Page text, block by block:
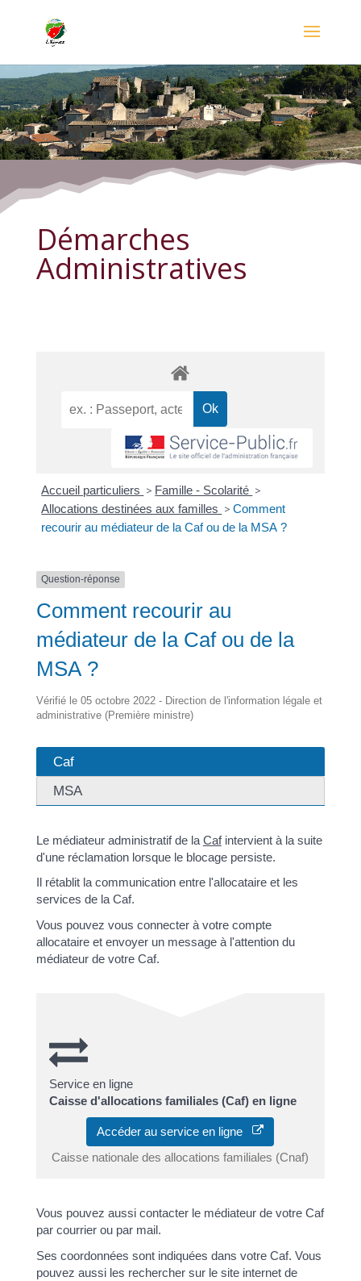
Démarches Administratives
Démarches
Administratives
Accueil particuliers > Famille - Scolarité >
Allocations destinées aux familles > Comment
recourir au médiateur de la Caf ou de la MSA ?
Question-réponse
Comment recourir au
médiateur de la Caf ou de la
MSA ?
Vérifié le 05 octobre 2022 - Direction de l'information légale et
administrative (Première ministre)
Caf
MSA
Le médiateur administratif de la Cafintervient à la suite
d'une réclamation lorsque le blocage persiste.
Il rétablit la communication entre l'allocataire et les
services de la Caf.
Vous pouvez vous connecter à votre compte
allocataire et envoyer un message à l'attention du
médiateur de votre Caf.
Service en ligne
Caisse d'allocations familiales (Caf) en ligne
Accéder au service en ligne
Caisse nationale des allocations familiales (Cnaf)
Vous pouvez aussi contacter le médiateur de votre Caf
par courrier ou par mail.
Ses coordonnées sont indiquées dans votre Caf. Vous
pouvez aussi les rechercher sur le site internet de